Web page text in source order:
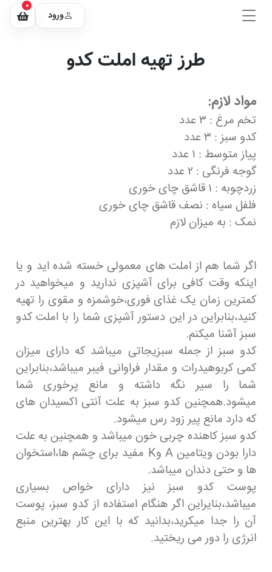
ورود
0
طرز تهیه املت کدو
مواد لازم:
تخم مرغ : ۳ عدد
کدو سبز : ۳ عدد
پیاز متوسط : ۱ عدد
گوجه فرنگی : ۲ عدد
زردچوبه : ۱ قاشق چای خوری
فلفل سیاه : نصف قاشق چای خوری
نمک : به میزان لازم
اگر شما هم از املت های معمولی خسته شده اید و یا
اینکه وقت کافی برای آشپزی ندارید و میخواهید در
کمترین زمان یک غذای فوری،خوشمزه و مقوی را تهیه
کنید،بنابراین در این دستور آشپزی شما را با املت کدو
سبز آشنا میکنم.
کدو سبز از جمله سبزیجاتی میباشد که دارای میزان
کمی کربوهیدرات و مقدار فراوانی فیبر میباشد،بنابراین
شما را سیر نگه داشته و مانع پرخوری شما
میشود.همچنین کدو سبز به علت آنتی اکسیدان های
که دارد مانع پیر زود رس میشود.
کدو سبز کاهنده چربی خون میباشد و همچنین به علت
دارا بودن ویتامین A وK مفید برای چشم ها،استخوان
ها و حتی دندان میباشد.
پوست کدو سبز نیز دارای خواص بسیاری
میباشد،بنایراین اگر هنگام استفاده از کدو سبز، پوست
آن را جدا میکرید،بدانید که با این کار بهترین منبع
انرژی را دور می ریختید.